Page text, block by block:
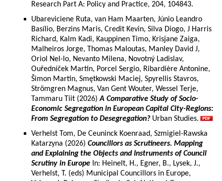
Research Part A: Policy and Practice, 204, 104843.
Ubareviciene Ruta, van Ham Maarten, Júnio Leandro
Basílio, Berzins Maris, Credit Kevin, Silva Diogo, J Harris
Richard, Kalm Kadi, Kauppinen Timo, Krisjane Zaiga,
Malheiros Jorge, Thomas Maloutas, Manley David J,
Oriol Nel-lo, Nevanto Milena, Novotný Ladislav,
Ouředníček Martin, Porcel Sergio, Ribardière Antonine,
Šimon Martin, Smętkowski Maciej, Spyrellis Stavros,
Strömgren Magnus, Van Gent Wouter, Wessel Terje,
Tammaru Tiit (2026)A Comparative Study of Socio-
Economic Segregation in European Capital City-Regions:
From Segregation to Desegregation? Urban Studies.
Verhelst Tom, De Ceuninck Koenraad, Szmigiel-Rawska
Katarzyna (2026) Councillors as Scrutineers. Mapping
and Explaining the Objects and Instruments of Council
Scrutiny in Europe In: Heinelt, H., Egner, B., Lysek, J.,
Verhelst, T. (eds) Municipal Councillors in Europe,